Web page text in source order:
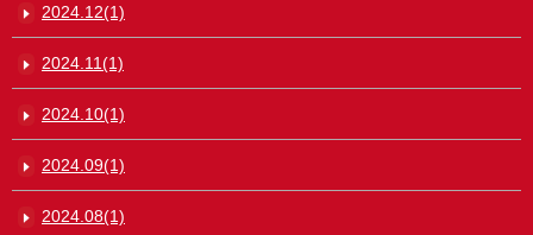
2024.12(1)
2024.11(1)
2024.10(1)
2024.09(1)
2024.08(1)